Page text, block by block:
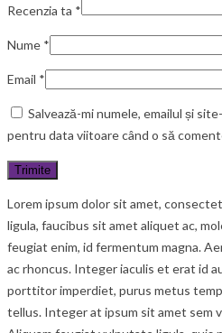
Recenzia ta *
Nume *
Email *
Salvează-mi numele, emailul și
pentru data viitoare când o să
Lorem ipsum dolor sit amet,
ligula, faucibus sit amet aliquet ac,
feugiat enim, id fermentum magna.
ac rhoncus. Integer iaculis et erat id
porttitor imperdiet, purus metus
tellus. Integer at ipsum sit amet sem